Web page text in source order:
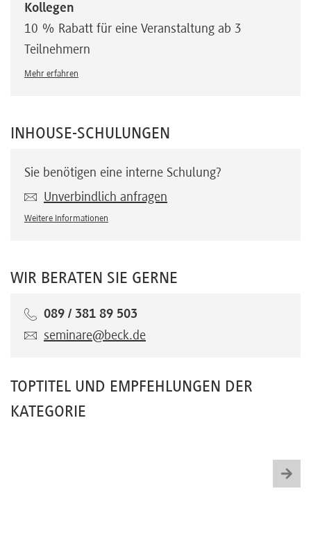
Kollegen
10 % Rabatt für eine Veranstaltung ab 3
Teilnehmern
Mehr erfahren
INHOUSE-SCHULUNGEN
Sie benötigen eine interne Schulung?
Unverbindlich anfragen
Weitere Informationen
WIR BERATEN SIE GERNE
089 / 381 89 503
seminare@beck.de
TOPTITEL UND EMPFEHLUNGEN DER
KATEGORIE